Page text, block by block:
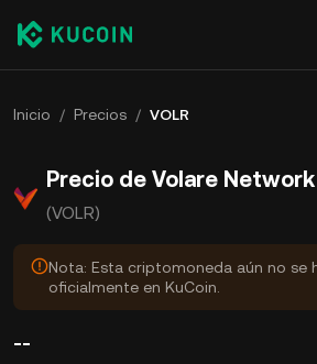
Inicio / Precios / VOLR
Precio de Volare Network
(VOLR)
Nota: Esta criptomoneda aún no se
oficialmente en KuCoin.
--